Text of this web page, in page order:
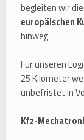
begleiten wir
europäischen
hinweg.
Für unseren
25 Kilometer
unbefristet in
Kfz-